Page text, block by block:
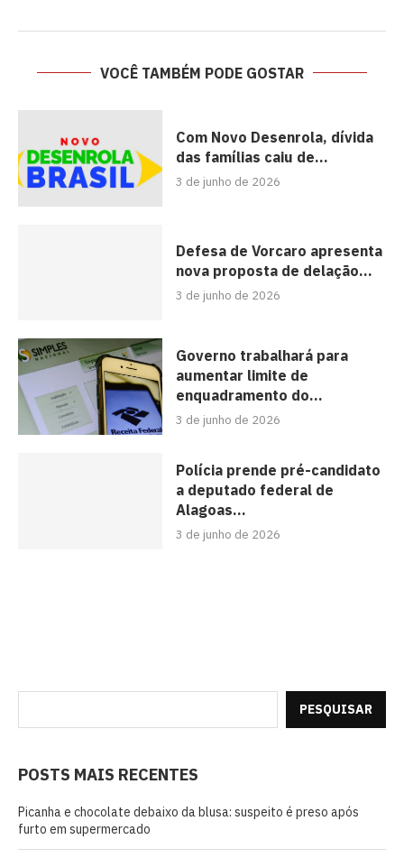
VOCÊ TAMBÉM PODE GOSTAR
Com Novo Desenrola, dívida
das famílias caiu de...
3 de junho de 2026
Defesa de Vorcaro apresenta
nova proposta de delação...
3 de junho de 2026
Governo trabalhará para
aumentar limite de
enquadramento do...
3 de junho de 2026
Polícia prende pré-candidato
a deputado federal de
Alagoas...
3 de junho de 2026
PESQUISAR
POSTS MAIS RECENTES
Picanha e chocolate debaixo da blusa: suspeito é preso após
furto em supermercado